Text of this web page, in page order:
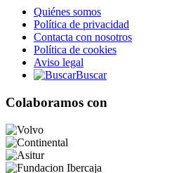
Quiénes somos
Política de privacidad
Contacta con nosotros
Política de cookies
Aviso legal
Buscar
Colaboramos con